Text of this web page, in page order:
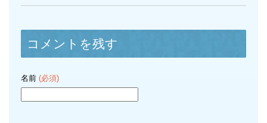
コメントを残す
名前 (必須)